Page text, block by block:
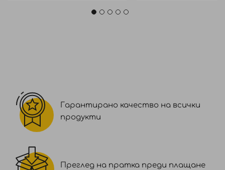
Гарантирано качество на всички
продукти
Преглед на пратка преди плащане